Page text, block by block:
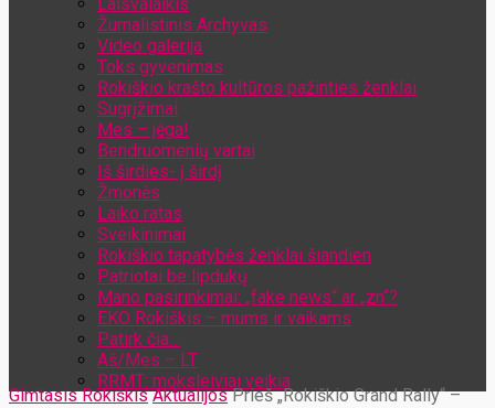
Žurnalistinis Archyvas
Video galerija
Toks gyvenimas
Rokiškio krašto kultūros pažinties ženklai
Sugrįžimai
Mes – jėga!
Bendruomenių vartai
Iš širdies- į širdį
Žmonės
Laiko ratas
Sveikinimai
Rokiškio tapatybės ženklai šiandien
Patriotai be lipdukų
Mano pasirinkimai: „fake news“ ar „zn“?
EKO Rokiškis – mums ir vaikams
Patirk čia…
Aš/Mes – LT
RRMT: moksleiviai veikia
Gimtasis Rokiškis Aktualijos Prieš „Rokiškio Grand Rally“ –